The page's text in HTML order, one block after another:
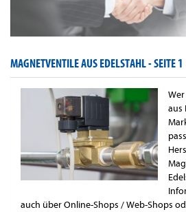
MAGNETVENTILE AUS EDELSTAHL -SEITE 1
aus
auch über Online-Shops / Web-Shops